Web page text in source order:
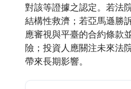
對該等證據之認定。若法
結構性救濟；若亞馬遜勝
應審視與平臺的合約條款
險；投資人應關注未來法
帶來長期影響。